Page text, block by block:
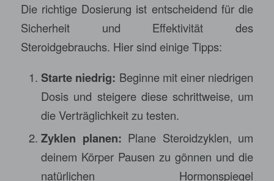
Die richtige Dosierung ist entscheidend für die
Sicherheit und Effektivität des
Steroidgebrauchs. Hier sind einige Tipps:
Starte niedrig: Beginne mit einer niedrigen
Dosis und steigere diese schrittweise, um
die Verträglichkeit zu testen.
Zyklen planen: Plane Steroidzyklen, um
deinem Körper Pausen zu gönnen und die
natürlichen Hormonspiegel